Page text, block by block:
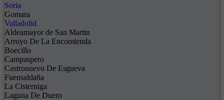
Soria
Gomara
Valladolid
Aldeamayor de San Martin
Arroyo De La Encomienda
Boecillo
Campaspero
Castronuevo De Esgueva
Fuensaldaña
La Cisterniga
Laguna De Duero